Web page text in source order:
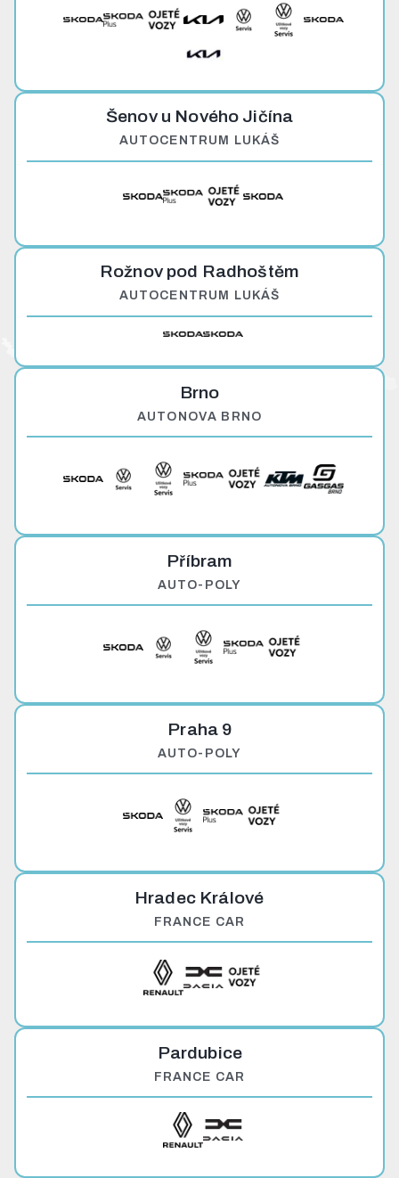
Šenov u Nového Jičína
AUTOCENTRUM LUKÁŠ
Rožnov pod Radhoštěm
AUTOCENTRUM LUKÁŠ
Brno
AUTONOVA BRNO
Příbram
AUTO-POLY
Praha 9
AUTO-POLY
Hradec Králové
FRANCE CAR
Pardubice
FRANCE CAR